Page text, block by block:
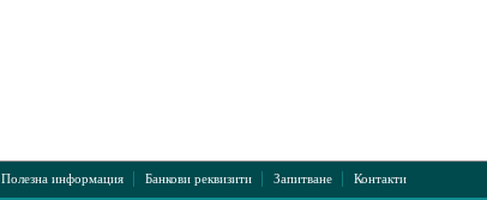
Полезна информация Банкови реквизити Запитване Контакти